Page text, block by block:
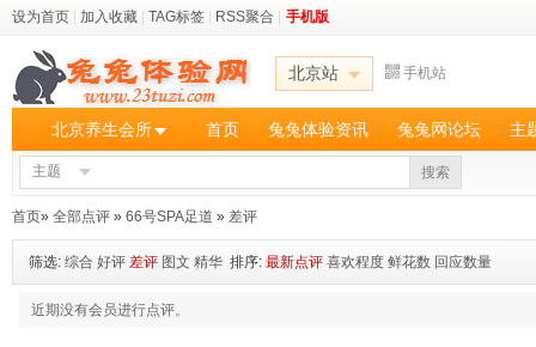
设为首页 加入收藏 TAG标签 RSS聚合 手机版
北京站 手机站
北京养生会所 首页 兔兔体验资讯 兔兔网论坛 主
主题 搜索
首页» 全部点评 » 66号SPA足道 » 差评
筛选: 综合 好评 差评 图文 精华 排序: 最新点评 喜欢程度 鲜花数 回应数量
近期没有会员进行点评。